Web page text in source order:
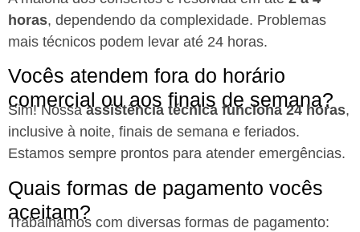
horas, dependendo da complexidade. Problemas
mais técnicos podem levar até 24 horas.
Vocês atendem fora do horário
comercial ou aos finais de semana?
Sim! Nossaassistência técnica funciona 24 horas,
inclusive à noite, finais de semana e feriados.
Estamos sempre prontos para atender emergências.
Quais formas de pagamento vocês
aceitam?
Trabalhamos com diversas formas de pagamento: